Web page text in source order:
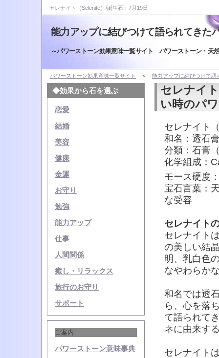
セレナイト（Selenite）/誕生石：7月19日
能力アップに結びつけて語られてきた
～パワーストーン効果意味一覧サイト パワーストーン・天
パワーストーン効果意味一覧サイト ＞ 能力アップに結びつけて語
◆効果から石を選ぶ
恋愛
結婚
美容
健康
金運
お守り
勉強
能力アップ
仕事
人間関係
癒し・リラックス
旅行のお守り
サポート
ご案内
パワーストーン意味事典
セレナイ
い時のパ
セレナイト
和名：透石
分類：石膏
化学組成：
モース硬度
宝石言葉：
な受容
セレナイト
セレナイト
の美しい結
明、乳白色
なやわらか
和名では透
ら、心を落
て語られて
ネに由来す
セレナイト